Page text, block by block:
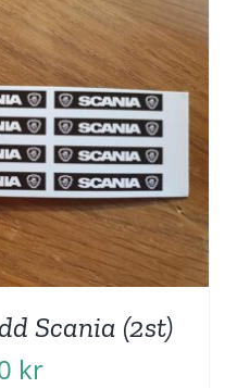
Scania (2st)
kr